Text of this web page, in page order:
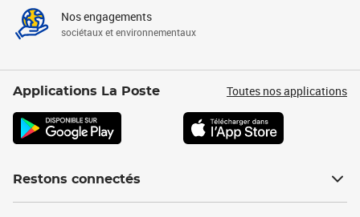
Nos engagements
sociétaux et environnementaux
Applications La Poste Toutes nos applications
Restons connectés